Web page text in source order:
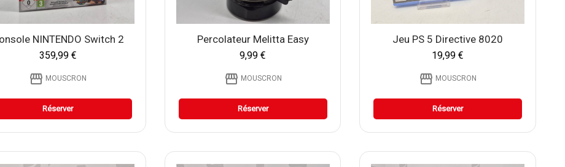
NINTENDO Switch 2
359,99 €
storefront MOUSCRON
Réserver
Percolateur Melitta Easy
9,99 €
storefront MOUSCRON
Réserver
Jeu PS 5 Directive 8020
19,99 €
storefront MOUSCRON
Réserver